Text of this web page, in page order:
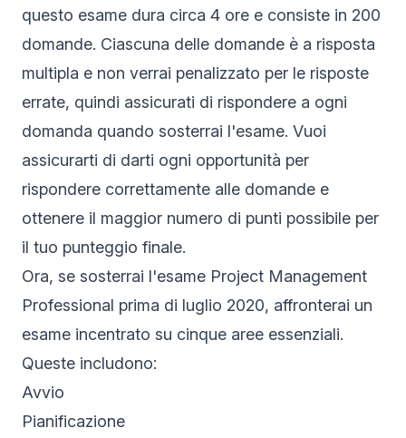
questo esame dura circa 4 ore e consiste in 200
domande. Ciascuna delle domande è a risposta
multipla e non verrai penalizzato per le risposte
errate, quindi assicurati di rispondere a ogni
domanda quando sosterrai l'esame. Vuoi
assicurarti di darti ogni opportunità per
rispondere correttamente alle domande e
ottenere il maggior numero di punti possibile per
il tuo punteggio finale.
Ora, se sosterrai l'esame Project Management
Professional prima di luglio 2020, affronterai un
esame incentrato su cinque aree essenziali.
Queste includono:
Avvio
Pianificazione